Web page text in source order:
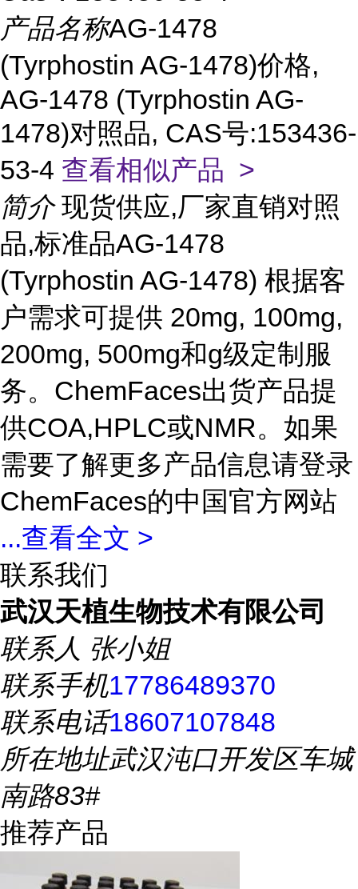
产品名称AG-1478
(Tyrphostin AG-1478)价格,
AG-1478 (Tyrphostin AG-
1478)对照品, CAS号:153436-
53-4 查看相似产品 >
简介 现货供应,厂家直销对照
品,标准品AG-1478
(Tyrphostin AG-1478) 根据客
户需求可提供 20mg, 100mg,
200mg, 500mg和g级定制服
务。ChemFaces出货产品提
供COA,HPLC或NMR。如果
需要了解更多产品信息请登录
ChemFaces的中国官方网站
...查看全文 >
联系我们
武汉天植生物技术有限公司
联系人 张小姐
联系手机17786489370
联系电话18607107848
所在地址武汉沌口开发区车城
南路83#
推荐产品